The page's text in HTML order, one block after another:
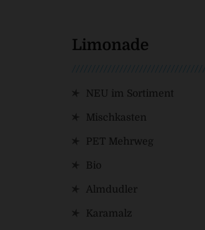
Limonade
NEU im Sortiment
Mischkasten
PET Mehrweg
Bio
Almdudler
Karamalz